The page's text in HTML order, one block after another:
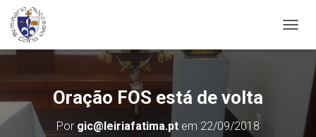
L
Oração FOS está de volta
Por gic@leiriafatima.pt em 22/09/2018